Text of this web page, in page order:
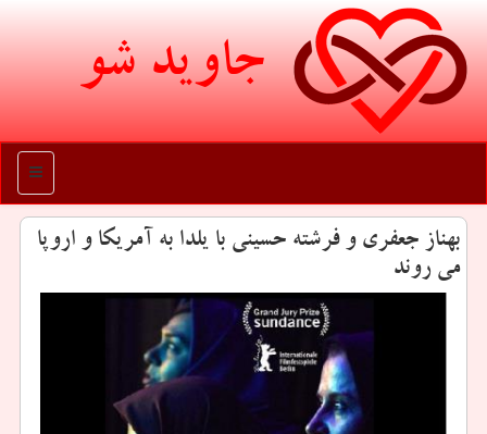
جاوید شو
منو
بهناز جعفری و فرشته حسینی با یلدا به آمریكا و اروپا
می روند